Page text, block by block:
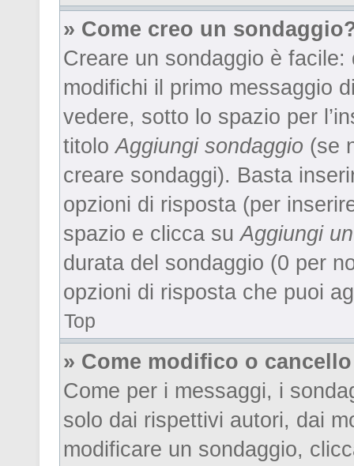
» Come creo un
Creare un sondaggio è
modifichi il primo messaggio
vedere, sotto lo spazio per
titoloAggiungi sondaggio (se
creare sondaggi). Basta
opzioni di risposta (per
spazio e clicca suAggiungi
durata del sondaggio (0 per
opzioni di risposta che puoi
Top
» Come modifico o
Come per i messaggi, i
solo dai rispettivi autori, dai
modificare un sondaggio,